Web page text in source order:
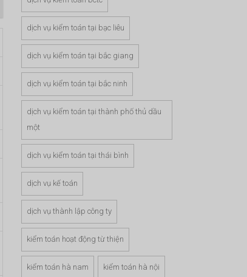
dịch vụ kiểm toán tại bạc liêu
dịch vụ kiểm toán tại bắc giang
dịch vụ kiểm toán tại bắc ninh
dịch vụ kiểm toán tại thành phố thủ dầu
một
dịch vụ kiểm toán tại thái bình
dịch vụ kế toán
dịch vụ thành lập công ty
kiểm toán hoạt động từ thiện
kiểm toán hà nam kiểm toán hà nội